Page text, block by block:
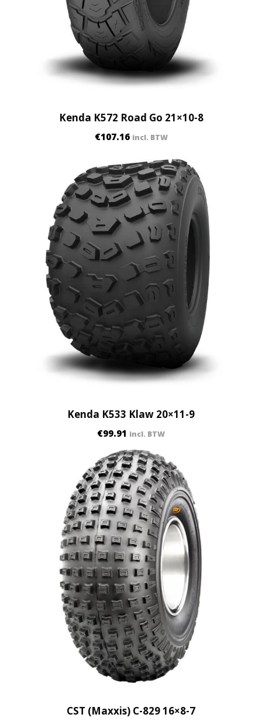
Kenda K572 Road Go 21×10-8
€107.16 incl. BTW
Kenda K533 Klaw 20×11-9
€99.91 incl. BTW
CST (Maxxis) C-829 16×8-7